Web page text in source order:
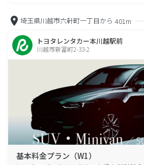
埼玉県川越市六軒町一丁目から 401m
トヨタレンタカー本川越駅前
川越市新富町2-33-2
基本料金プラン（W1）